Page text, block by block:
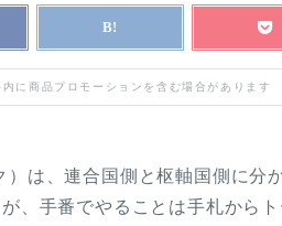
に商品プロモーションを含む場合があります
は、連合国側と枢軸国側に分
、手番でやることは手札から